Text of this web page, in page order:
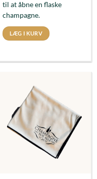
til at åbne en flaske
champagne.
LÆG I KURV